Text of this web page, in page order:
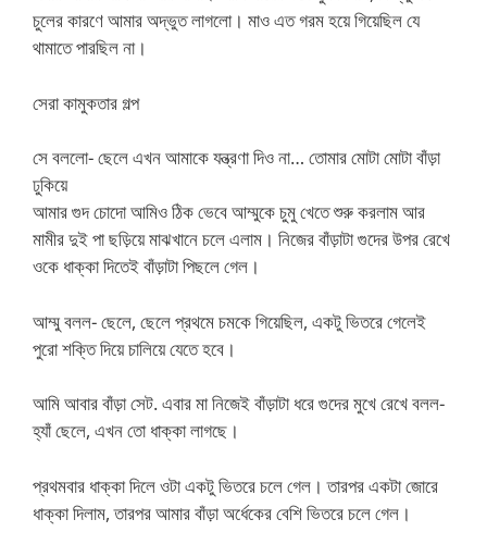
চুলের কারণে আমার অদ্ভুত লাগলো। মাও এত গরম হয়ে গিয়েছিল যে
থামাতে পারছিল না।
সেরা কামুকতার গল্প
সে বললো- ছেলে এখন আমাকে যন্ত্রণা দিও না… তোমার মোটা মোটা বাঁড়া
ঢুকিয়ে
আমার গুদ চোদো আমিও ঠিক ভেবে আম্মুকে চুমু খেতে শুরু করলাম আর
মামীর দুই পা ছড়িয়ে মাঝখানে চলে এলাম। নিজের বাঁড়াটা গুদের উপর রেখে
ওকে ধাক্কা দিতেই বাঁড়াটা পিছলে গেল।
আম্মু বলল- ছেলে, ছেলে প্রথমে চমকে গিয়েছিল, একটু ভিতরে গেলেই
পুরো শক্তি দিয়ে চালিয়ে যেতে হবে।
আমি আবার বাঁড়া সেট. এবার মা নিজেই বাঁড়াটা ধরে গুদের মুখে রেখে বলল-
হ্যাঁ ছেলে, এখন তো ধাক্কা লাগছে।
প্রথমবার ধাক্কা দিলে ওটা একটু ভিতরে চলে গেল। তারপর একটা জোরে
ধাক্কা দিলাম, তারপর আমার বাঁড়া অর্ধেকের বেশি ভিতরে চলে গেল।